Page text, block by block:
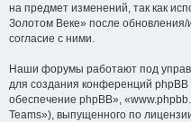
на предмет изменений, так как
Золотом Веке» после
согласие с ними.
Наши форумы работают под
для создания конференций
обеспечение phpBB»,
Teams»), выпущенного по